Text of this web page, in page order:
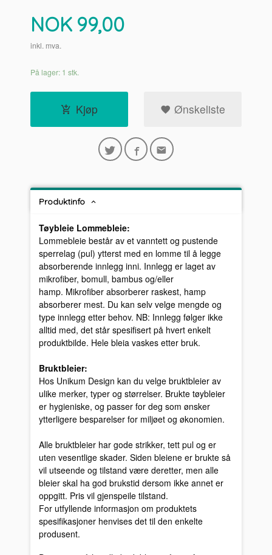
Pris
NOK 99,00
inkl. mva.
På lager: 1 stk.
Kjøp Ønskeliste
Produktinfo
Tøybleie Lommebleie:
Lommebleie består av et vanntett og pustende
sperrelag (pul) ytterst med en lomme til å legge
absorberende innlegg inni. Innlegg er laget av
mikrofiber, bomull, bambus og/eller
hamp. Mikrofiber absorberer raskest, hamp
absorberer mest. Du kan selv velge mengde og
type innlegg etter behov. NB: Innlegg følger ikke
alltid med, det står spesifisert på hvert enkelt
produktbilde. Hele bleia vaskes etter bruk.
Bruktbleier:
Hos Unikum Design kan du velge bruktbleier av
ulike merker, typer og størrelser. Brukte tøybleier
er hygieniske, og passer for deg som ønsker
ytterligere besparelser for miljøet og økonomien.
Alle bruktbleier har gode strikker, tett pul og er
uten vesentlige skader. Siden bleiene er brukte så
vil utseende og tilstand være deretter, men alle
bleier skal ha god brukstid dersom ikke annet er
oppgitt. Pris vil gjenspeile tilstand.
For utfyllende informasjon om produktets
spesifikasjoner henvises det til den enkelte
produsent.